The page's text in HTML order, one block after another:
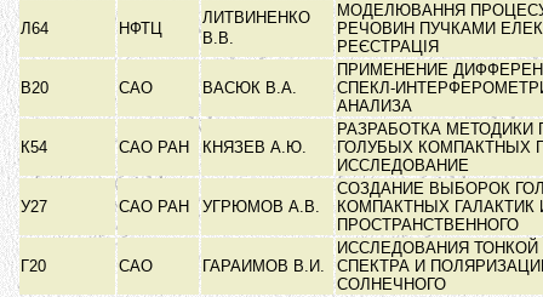
Л64 НФТЦ
ЛИТВИНЕНКО
В.В.
МОДЕЛЮВАННЯ
РЕЧОВИН ПУЧКАМИ
РЕЄСТРАЦІЯ
В20 САО ВАСЮК В.А.
ПРИМЕНЕНИЕ
СПЕКЛ-
АНАЛИЗА
К54 САО РАН КНЯЗЕВ А.Ю.
РАЗРАБОТКА МЕТОДИКИ
ГОЛУБЫХ КОМПАКТНЫХ
ИССЛЕДОВАНИЕ
У27 САО РАН УГРЮМОВ А.В.
СОЗДАНИЕ ВЫБОРОК
КОМПАКТНЫХ ГАЛАКТИК
ПРОСТРАНСТВЕННОГО
Г20 САО ГАРАИМОВ В.И.
ИССЛЕДОВАНИЯ ТОНКОЙ
СПЕКТРА И
СОЛНЕЧНОГО